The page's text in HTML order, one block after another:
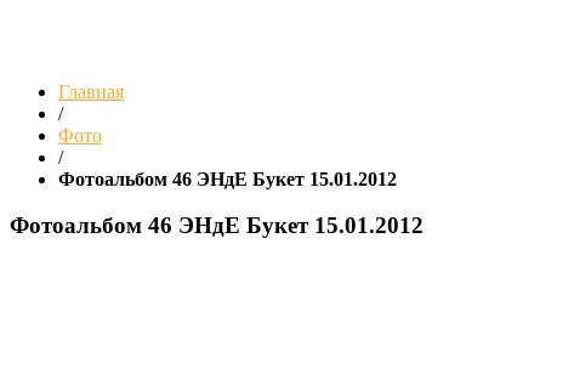
Главная
/
Фото
/
Фотоальбом 46 ЭНдЕ Букет 15.01.2012
Фотоальбом 46 ЭНдЕ Букет 15.01.2012